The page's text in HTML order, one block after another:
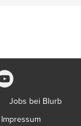
Jobs bei Blurb
Impressum